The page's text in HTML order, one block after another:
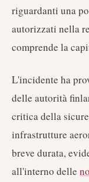
riguardanti una
autorizzati nella
comprende la
L'incidente ha
delle autorità
critica della
infrastrutture
breve durata,
all'interno delle